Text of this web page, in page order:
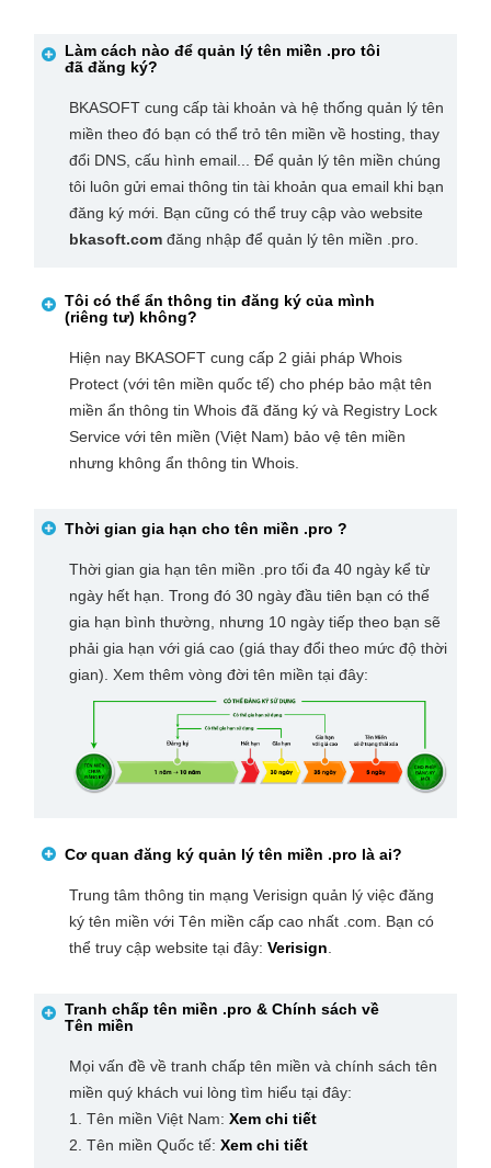
Làm cách nào để quản lý tên miền .pro tôi
đã đăng ký?
BKASOFT cung cấp tài khoản và hệ thống quản lý tên
miền theo đó bạn có thể trỏ tên miền về hosting, thay
đổi DNS, cấu hình email... Để quản lý tên miền chúng
tôi luôn gửi emai thông tin tài khoản qua email khi bạn
đăng ký mới. Bạn cũng có thể truy cập vào website
bkasoft.com đăng nhập để quản lý tên miền .pro.
Tôi có thể ẩn thông tin đăng ký của mình
(riêng tư) không?
Hiện nay BKASOFT cung cấp 2 giải pháp Whois
Protect (với tên miền quốc tế) cho phép bảo mật tên
miền ẩn thông tin Whois đã đăng ký và Registry Lock
Service với tên miền (Việt Nam) bảo vệ tên miền
nhưng không ẩn thông tin Whois.
Thời gian gia hạn cho tên miền .pro ?
Thời gian gia hạn tên miền .pro tối đa 40 ngày kể từ
ngày hết hạn. Trong đó 30 ngày đầu tiên bạn có thể
gia hạn bình thường, nhưng 10 ngày tiếp theo bạn sẽ
phải gia hạn với giá cao (giá thay đổi theo mức độ thời
gian). Xem thêm vòng đời tên miền tại đây:
Cơ quan đăng ký quản lý tên miền .pro là ai?
Trung tâm thông tin mạng Verisign quản lý việc đăng
ký tên miền với Tên miền cấp cao nhất .com. Bạn có
thể truy cập website tại đây:Verisign.
Tranh chấp tên miền .pro & Chính sách về
Tên miền
Mọi vấn đề về tranh chấp tên miền và chính sách tên
miền quý khách vui lòng tìm hiểu tại đây:
1. Tên miền Việt Nam:Xem chi tiết
2. Tên miền Quốc tế:Xem chi tiết